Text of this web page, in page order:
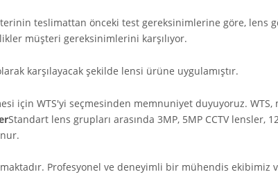
teslimattan önceki test gereksinimlerine göre, lens
müşteri gereksinimlerini karşılıyor.
karşılayacak şekilde lensi ürüne uygulamıştır.
için WTS'yi seçmesinden memnuniyet duyuyoruz.
Standart lens grupları arasında 3MP, 5MP CCTV lensler,
Profesyonel ve deneyimli bir mühendis